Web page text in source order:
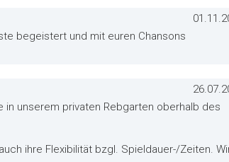
begeistert und mit euren Chansons
unserem privaten Rebgarten oberhalb des
ihre Flexibilität bzgl. Spieldauer-/Zeiten.